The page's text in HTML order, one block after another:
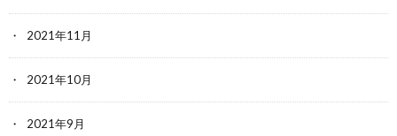
2021年11月
2021年10月
2021年9月